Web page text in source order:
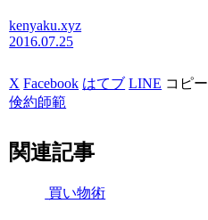
kenyaku.xyz
2016.07.25
X Facebook はてブ LINE コピー
倹約師範
関連記事
買い物術